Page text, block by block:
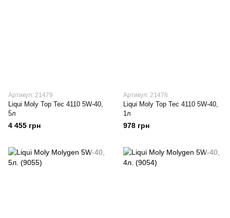
Артикул: 21479
Liqui Moly Top Tec 4110 5W-40,
5л
4 455 грн
Артикул: 21478
Liqui Moly Top Tec 4110 5W-40,
1л
978 грн